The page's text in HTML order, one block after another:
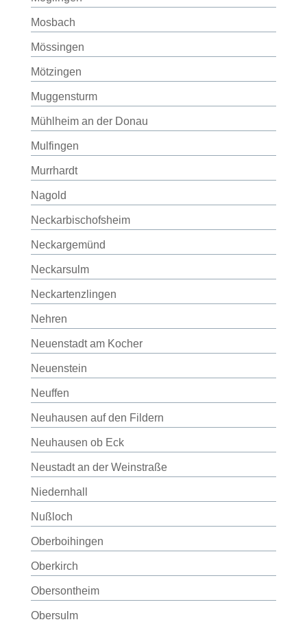
Mosbach
Mössingen
Mötzingen
Muggensturm
Mühlheim an der Donau
Mulfingen
Murrhardt
Nagold
Neckarbischofsheim
Neckargemünd
Neckarsulm
Neckartenzlingen
Nehren
Neuenstadt am Kocher
Neuenstein
Neuffen
Neuhausen auf den Fildern
Neuhausen ob Eck
Neustadt an der Weinstraße
Niedernhall
Nußloch
Oberboihingen
Oberkirch
Obersontheim
Obersulm